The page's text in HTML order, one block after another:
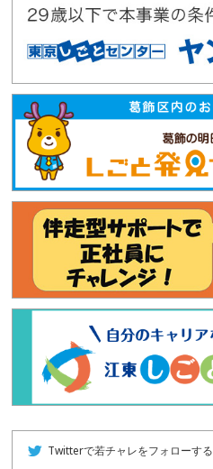
Twitterで若チャレをフォローする